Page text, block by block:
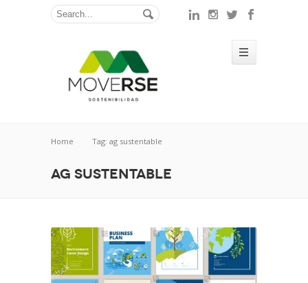
Home Tag: ag sustentable
ag sustentable